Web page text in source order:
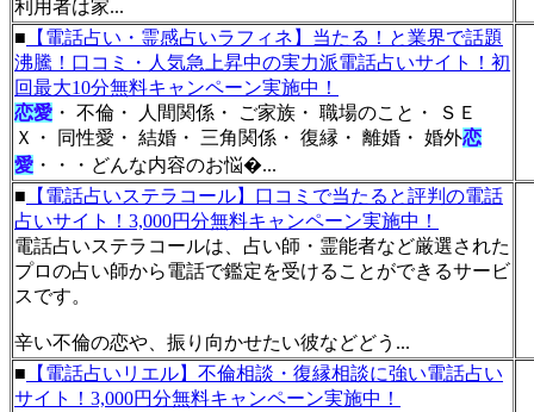
利用者は家...
■ 【電話占い・霊感占いラフィネ】当たる！と業界で話題
沸騰！口コミ・人気急上昇中の実力派電話占いサイト！初
回最大10分無料キャンペーン実施中！
恋愛 ・ 不倫・ 人間関係・ ご家族・ 職場のこと・ ＳＥ
Ｘ・ 同性愛・ 結婚・ 三角関係・ 復縁・ 離婚・ 婚外恋
愛 ・・・どんな内容のお悩�...
■ 【電話占いステラコール】口コミで当たると評判の電話
占いサイト！3,000円分無料キャンペーン実施中！
電話占いステラコールは、占い師・霊能者など厳選された
プロの占い師から電話で鑑定を受けることができるサービ
スです。
辛い不倫の恋や、振り向かせたい彼などどう...
■ 【電話占いリエル】不倫相談・復縁相談に強い電話占い
サイト！3,000円分無料キャンペーン実施中！